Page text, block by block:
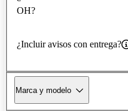
OH?
¿Incluir avisos con entrega?
Marca y modelo